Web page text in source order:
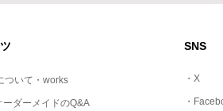
ついて・works
ーダーメイドのQ&A
SNS
・X
・